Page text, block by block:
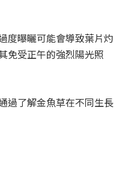
度曝曬可能會導致葉片灼
免受正午的強烈陽光照
過了解金魚草在不同生長